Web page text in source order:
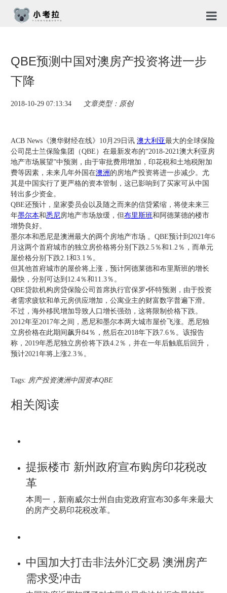
隐私
QBE预测中国对澳房产投资将进一步
下降
2018-10-29 07:13:34 文章类型：原创
ACB News《澳华财经在线》10月29日讯澳大利亚最大的全球保险
公司昆士兰保险集团（QBE）在最新发布的“2018-2021澳大利亚房
地产市场展望”中预测，由于审批费用增加，印花税和土地税附加
费等因素，未来几年外国在澳洲 的房地产投资将进一步减少。尤
其是中国实行了更严格的资本管制，这已影响到了买家可从中国
转出多少资金。
QBE还预计，皇家委员会以及随之而来的信贷紧缩，将使未来三
年墨尔本和悉尼房地产市场放缓，但布里斯班和阿德莱德的楼市
增势良好。
墨尔本和悉尼是澳洲最大的两个房地产市场 。QBE预计到2021年6
月这两个首府城市的独立房价格将分别下跌2.5％和1.2％，而单元
屋价格分别下跌2.1和3.1％。
但其他首府城市的屋价将上涨，预计阿德莱德和布里斯班的增长
最快，分别可达到12.4％和11.3％。
QBE贷款机构房贷保险公司首席执行官保罗•怀特预测，由于投资
者需求疲软和单元房供应增加，公寓业主的财富数字普遍下滑。
不过，海外移民增加导致人口增长强劲，这将限制价格下跌。
2012年至2017年之间，悉尼和墨尔本两大城市屋价飞涨。悉尼独
立房价格在此期间飙升84％，然后在2018年下跌7.6％。该报告
称，2019年悉尼独立房价将下跌4.2％，并在一年后触底后回升，
预计2021年将上涨2.3％。
Tags: 房产投资澳洲中国资本QBE
相关阅读
提振楼市 新州政府宣布购房印花税改
革
本周一，新南威尔士州自由党政府宣布30多年来最大
的房产交易印花税改革。
中国加大打击非法外汇交易 澳洲房产
需求受冲击